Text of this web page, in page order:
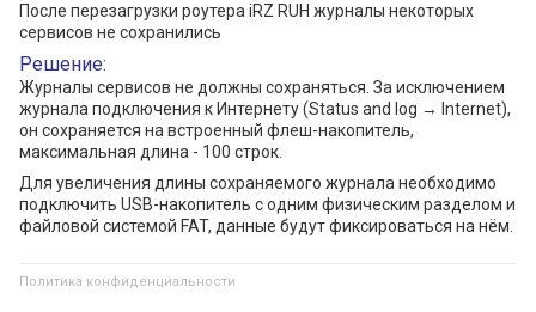
После перезагрузки роутера iRZ RUH журналы некоторых
сервисов не сохранились
Решение:
Журналы сервисов не должны сохраняться. За исключением
журнала подключения к Интернету (Status and log → Internet),
он сохраняется на встроенный флеш-накопитель,
максимальная длина - 100 строк.
Для увеличения длины сохраняемого журнала необходимо
подключить USB-накопитель с одним физическим разделом и
файловой системой FAT, данные будут фиксироваться на нём.
Политика конфиденциальности